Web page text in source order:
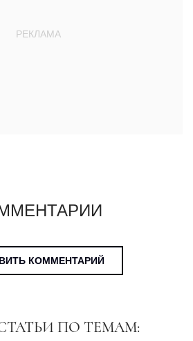
КОММЕНТАРИЙ
ПО ТЕМАМ: